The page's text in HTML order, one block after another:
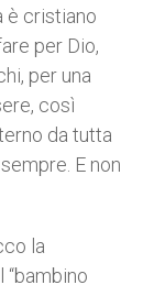
è cristiano
per Dio,
per una
così
da tutta
E non
la
“bambino